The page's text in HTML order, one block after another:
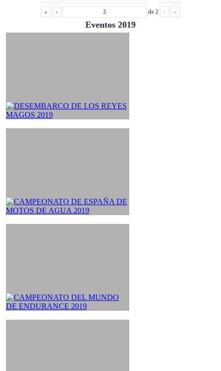
« ‹ de 2 › »
Eventos 2019